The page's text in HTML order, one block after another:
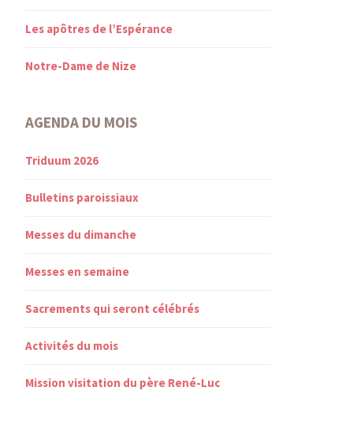
Les apôtres de l’Espérance
Notre-Dame de Nize
AGENDA DU MOIS
Triduum 2026
Bulletins paroissiaux
Messes du dimanche
Messes en semaine
Sacrements qui seront célébrés
Activités du mois
Mission visitation du père René-Luc